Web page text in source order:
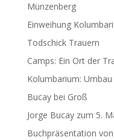
Münzenberg
Einweihung
Todschick Trauern
Camps: Ein Ort der
Kolumbarium:
Bucay bei Groß
Jorge Bucay zum 5.
Buchpräsentation